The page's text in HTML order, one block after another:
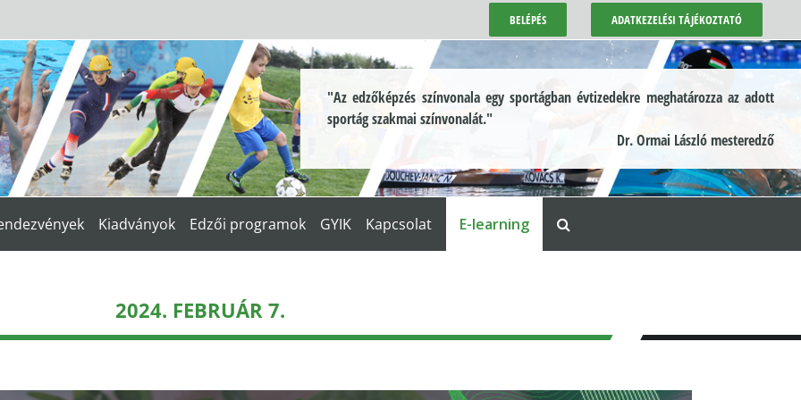
BELÉPÉS ADATKEZELÉSI TÁJÉKOZTATÓ
"Az edzőképzés színvonala egy sportágban évtizedekre meghatározza az adott
sportág szakmai színvonalát."
Dr. Ormai László mesteredző
Kiadványok Edzői programok GYIK Kapcsolat E-learning
2024. FEBRUÁR 7.